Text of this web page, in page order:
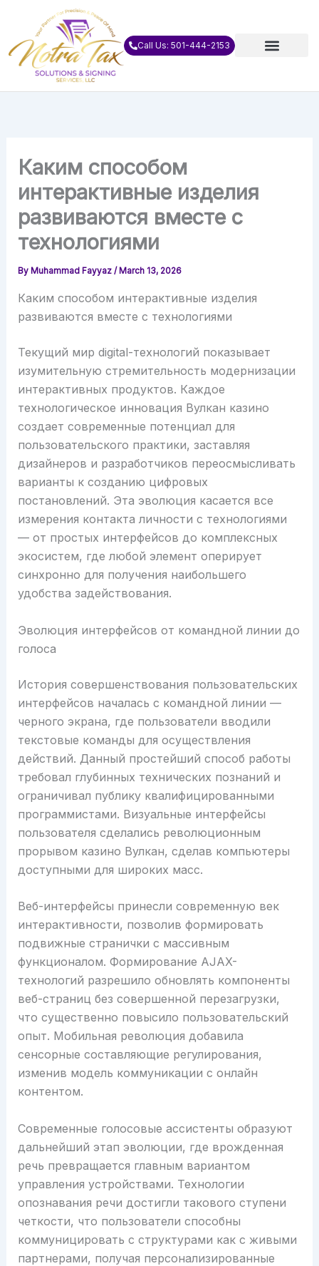
content
Call Us: 501-444-2153
Каким способом
интерактивные изделия
развиваются вместе с
технологиями
By Muhammad Fayyaz / March 13, 2026
Каким способом интерактивные изделия
развиваются вместе с технологиями
Текущий мир digital-технологий показывает
изумительную стремительность модернизации
интерактивных продуктов. Каждое
технологическое инновация Вулкан казино
создает современные потенциал для
пользовательского практики, заставляя
дизайнеров и разработчиков переосмысливать
варианты к созданию цифровых
постановлений. Эта эволюция касается все
измерения контакта личности с технологиями
— от простых интерфейсов до комплексных
экосистем, где любой элемент оперирует
синхронно для получения наибольшего
удобства задействования.
Эволюция интерфейсов от командной линии до
голоса
История совершенствования пользовательских
интерфейсов началась с командной линии —
черного экрана, где пользователи вводили
текстовые команды для осуществления
действий. Данный простейший способ работы
требовал глубинных технических познаний и
ограничивал публику квалифицированными
программистами. Визуальные интерфейсы
пользователя сделались революционным
прорывом казино Вулкан, сделав компьютеры
доступными для широких масс.
Веб-интерфейсы принесли современную век
интерактивности, позволив формировать
подвижные странички с массивным
функционалом. Формирование AJAX-
технологий разрешило обновлять компоненты
веб-страниц без совершенной перезагрузки,
что существенно повысило пользовательский
опыт. Мобильная революция добавила
сенсорные составляющие регулирования,
изменив модель коммуникации с онлайн
контентом.
Современные голосовые ассистенты образуют
дальнейший этап эволюции, где врожденная
речь превращается главным вариантом
управления устройствами. Технологии
опознавания речи достигли такового ступени
четкости, что пользователи способны
коммуницировать с структурами как с живыми
партнерами, получая персонализированные